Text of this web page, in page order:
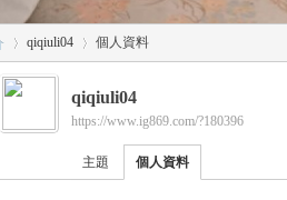
›
qiqiuli04 個人資料
qiqiuli04
https://www.ig869.com/?180396
主題 個人資料